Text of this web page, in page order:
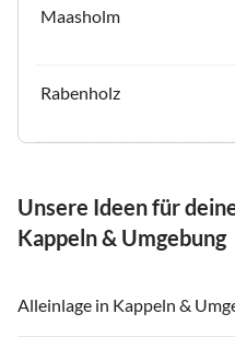
Maasholm
Rabenholz
Unsere Ideen für
Kappeln & Umgebung
Alleinlage in Kappeln &